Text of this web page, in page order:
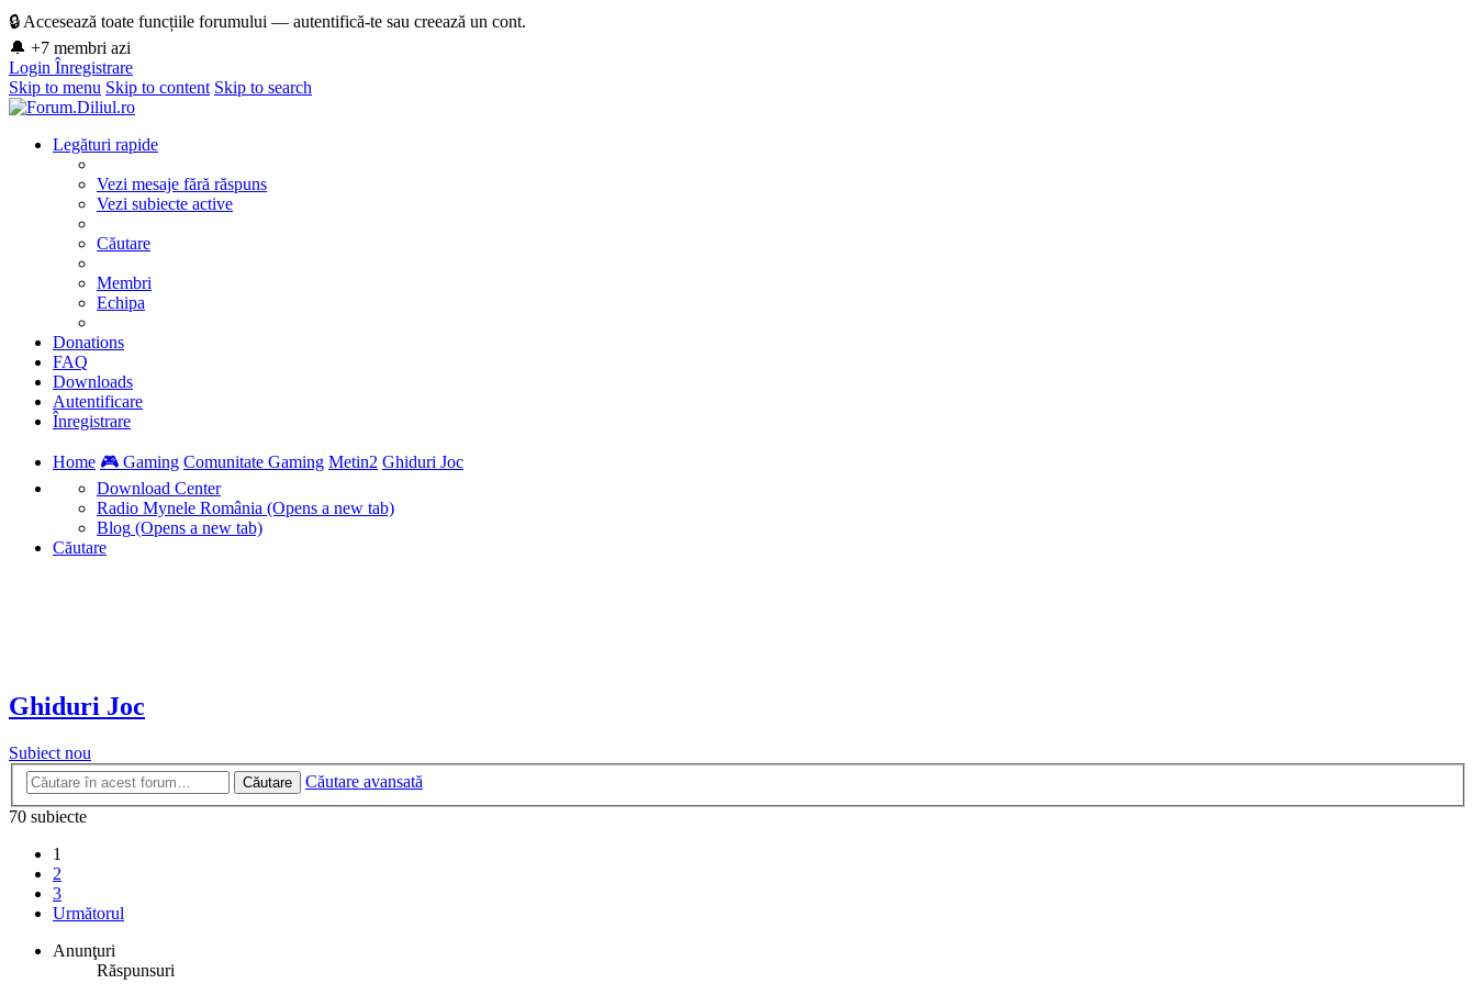
🔒 Accesează toate funcțiile forumului — autentifică-te sau creează un cont.
🔔 +7 membri azi
Login Înregistrare
Skip to menu Skip to content Skip to search
Legături rapide
Vezi mesaje fără răspuns
Vezi subiecte active
Căutare
Membri
Echipa
Donations
FAQ
Downloads
Autentificare
Înregistrare
Home 🎮 Gaming Comunitate Gaming Metin2 Ghiduri Joc
Download Center
Radio Mynele România (Opens a new tab)
Blog (Opens a new tab)
Căutare
Ghiduri Joc
Subiect nou
Căutare
Căutare avansată
70 subiecte
1
2
3
Următorul
Anunţuri
Răspunsuri